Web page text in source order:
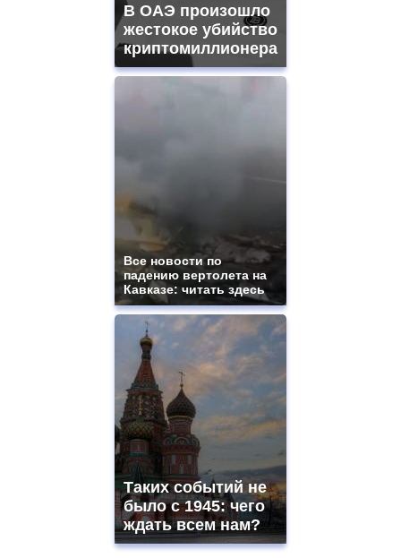
В ОАЭ произошло
жестокое убийство
криптомиллионера
Все новости по
падению вертолета на
Кавказе: читать здесь
Таких событий не
было с 1945: чего
ждать всем нам?